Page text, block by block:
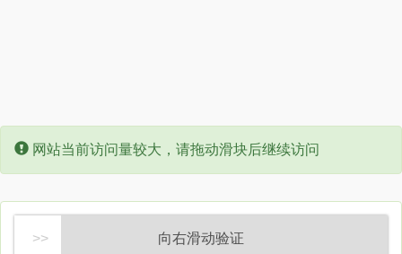
Error:
网站当前访问量较大，请拖动滑块后继续访问
向右滑动验证